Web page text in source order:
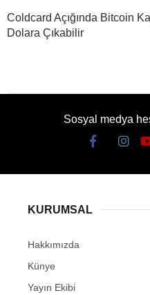
Coldcard Açığında Bitcoin
Dolara Çıkabilir
Sosyal medya
KURUMSAL
Hakkımızda
Künye
Yayın Ekibi